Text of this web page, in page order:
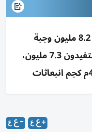
بنك الإمارات للطعام وزّع 8.2 مليون وجبة
رمضانية عبر 5 مبادرات، مستفيدون 7.3 مليون،